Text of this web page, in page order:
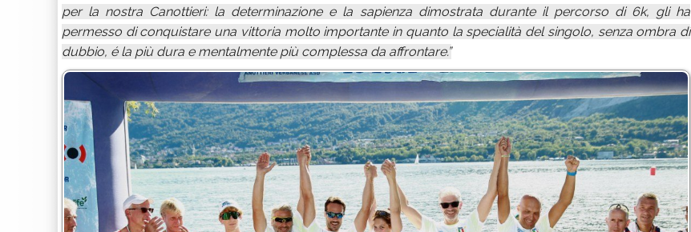
per la nostra Canottieri: la determinazione e la sapienza dimostrata durante il percorso di 6k, gli ha
permesso di conquistare una vittoria molto importante in quanto la specialità del singolo, senza ombra di
dubbio, é la più dura e mentalmente più complessa da affrontare.”